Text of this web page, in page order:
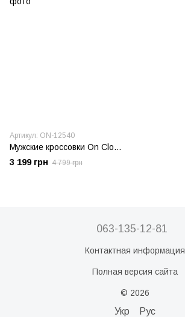
Артикул: ON-12540
Мужские кроссовки On Cloud Black/White
3 199 грн 4 799 грн
063-135-12-81
Контактная информация
Полная версия сайта
© 2026
Укр Рус